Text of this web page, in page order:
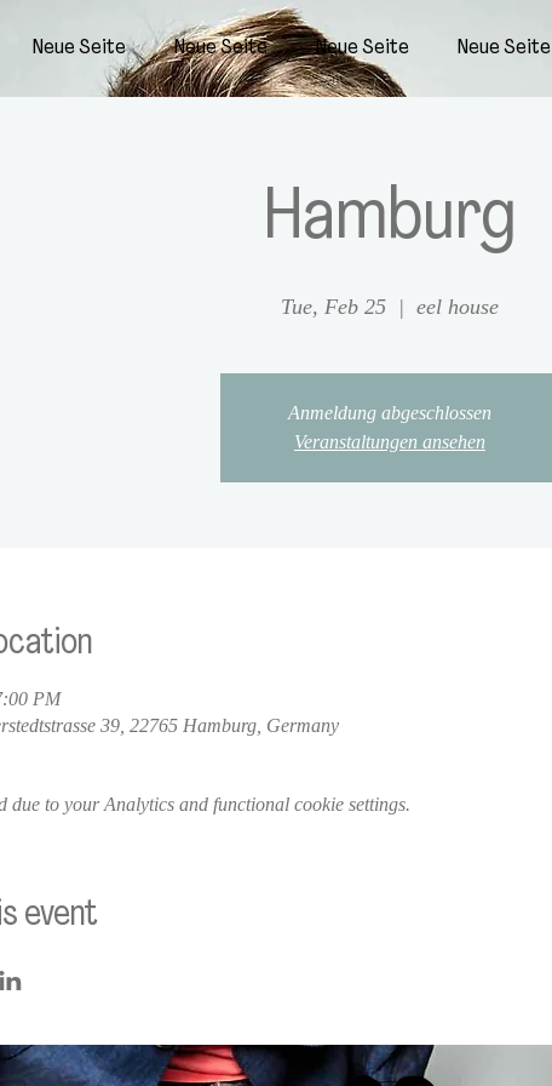
Neue Seite Neue Seite Neue Seite Neue Seite
Hamburg
Tue, Feb 25
  |
eel house
Anmeldung abgeschlossen
Veranstaltungen ansehen
PM
39, 22765 Hamburg, Germany
due to your Analytics and functional cookie settings.
event